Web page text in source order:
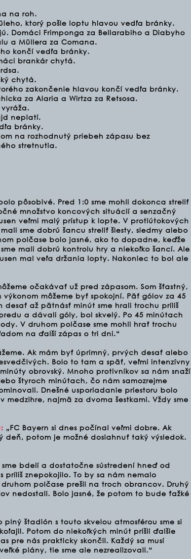
na roh.
ktorý pošle loptu hlavou vedľa bránky.
Domáci Frimponga za Bellarabiho a Diabyho
a Müllera za Comana.
končí vedľa bránky.
brankár chytá.
chytá.
zakončenie hlavou končí vedľa bránky.
za Alaria a Wirtza za Retsosa.
neplatí.
bránky.
na rozhodnutý priebeh zápasu bez
stretnutia.
pôsobivé. Pred 1:0 sme mohli dokonca streliť
množstvo koncových situácií a senzačný
veľmi malý prístup k lopte. V protiútokových
sme dobrú šancu streliť šiesty, siedmy alebo
polčase bolo jasné, ako to dopadne, keďže
mali dobrú kontrolu hry a niekoľko šancí. Ale
mal veľa držania lopty. Nakoniec to bol ale
očakávať už pred zápasom. Som šťastný,
môžeme byť spokojní. Päť gólov za 45
desať až pätnásť minút sme hrali trochu príliš
a dávali góly, bol skvelý. Po 45 minútach
V druhom polčase sme mohli hrať trochu
na ďalší zápas o tri dni.“
Ak mám byť úprimný, prvých desať alebo
Bolo to tam a späť, veľmi intenzívny
obrovský. Mnoho protivníkov sa nám snaží
štyroch minútach, čo nám samozrejme
Dnešné usporiadanie priestoru bolo
najmä za dvoma šestkami. Vždy sme
„FC Bayern si dnes počínal veľmi dobre. Ak
potom je možné dosiahnuť taký výsledok.
sme bdelí a dostatočne sústredení hneď od
príliš znepokojilo. To by sa nám nemalo
polčase prešli na troch obrancov. Druhý
nedostali. Bolo jasné, že potom to bude ťažké
plný štadión s touto skvelou atmosférou sme si
Potom do niekoľkých minút prišli ďalšie
pre nás prakticky skončil. Každý sa musí
plány, tie sme ale nezrealizovali.“